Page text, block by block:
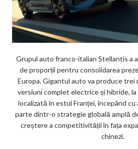
Grupul auto franco-italian Stellantis a
de proporții pentru consolidarea
Europa. Gigantul auto va produce trei
versiuni complet electrice și hibride, la
localizată în estul Franței, începând cu
parte dintr-o strategie globală amplă
creștere a competitivității în fața
chinezi.